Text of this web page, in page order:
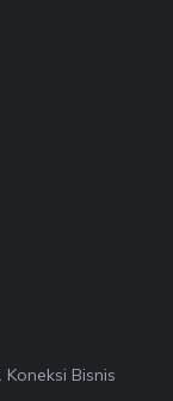
Bisnis